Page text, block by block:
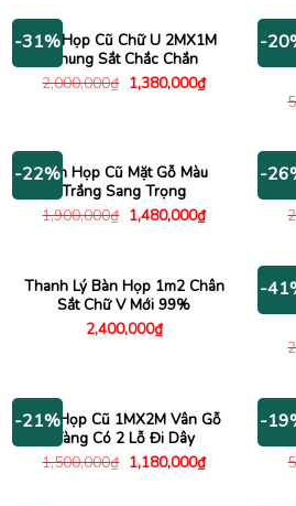
990,000₫.
-31%
Bàn Họp Cũ Chữ U 2MX1M
Khung Sắt Chắc Chắn
2,000,000₫ Giá
gốc
1,380,000₫Giá
hiện
-
-22%Bàn Họp Cũ Mặt Gỗ Màu
Trắng Sang Trọng
1,900,000₫ Giá
gốc
1,480,000₫Giá
hiện
1,480,000₫.
-
Thanh Lý Bàn Họp 1m2 Chân
Sắt Chữ V Mới 99%
2,400,000₫
-
-21%
Bàn Họp Cũ 1MX2M Vân Gỗ
Vàng Có 2 Lỗ Đi Dây
1,500,000₫ Giá
gốc
1,180,000₫Giá
hiện
-